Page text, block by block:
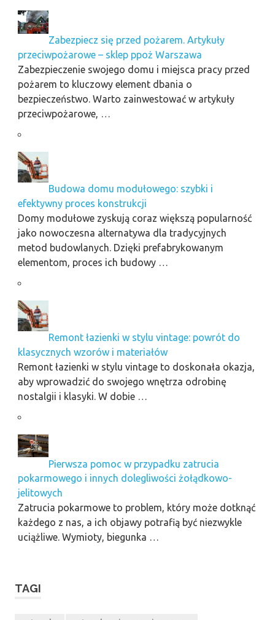
Zabezpiecz się przed pożarem. Artykuły
przeciwpożarowe – sklep ppoż Warszawa
Zabezpieczenie swojego domu i miejsca pracy przed
pożarem to kluczowy element dbania o
bezpieczeństwo. Warto zainwestować w artykuły
przeciwpożarowe, …
Budowa domu modułowego: szybki i
efektywny proces konstrukcji
Domy modułowe zyskują coraz większą popularność
jako nowoczesna alternatywa dla tradycyjnych
metod budowlanych. Dzięki prefabrykowanym
elementom, proces ich budowy …
Remont łazienki w stylu vintage: powrót do
klasycznych wzorów i materiałów
Remont łazienki w stylu vintage to doskonała okazja,
aby wprowadzić do swojego wnętrza odrobinę
nostalgii i klasyki. W dobie …
Pierwsza pomoc w przypadku zatrucia
pokarmowego i innych dolegliwości żołądkowo-
jelitowych
Zatrucia pokarmowe to problem, który może dotknąć
każdego z nas, a ich objawy potrafią być niezwykle
uciążliwe. Wymioty, biegunka …
TAGI